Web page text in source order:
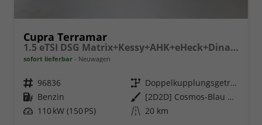
Cupra Terramar
1.5 eTSI DSG Matrix+Kessy+AHK+eHeck+Dinamica+CarPlay+eHeck+GV5
sofort lieferbar Neuwagen
Fahrzeugnr. 96836 Getriebe
Doppelkupplungsgetriebe (DSG)
Kraftstoff Benzin Außenfarbe
[2D2D] Cosmos-Blau Metallic
Leistung 110 kW (150 PS) Kilometerstand 20 km